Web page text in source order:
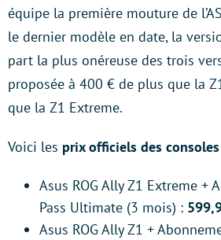
équipe la première mouture de
le dernier modèle en date, la
part la plus onéreuse des trois
proposée à 400 € de plus que la
que la Z1 Extreme.
Voici les prix officiels des consoles
Asus ROG Ally Z1 Extreme +
Pass Ultimate (3 mois) :
Asus ROG Ally Z1 +